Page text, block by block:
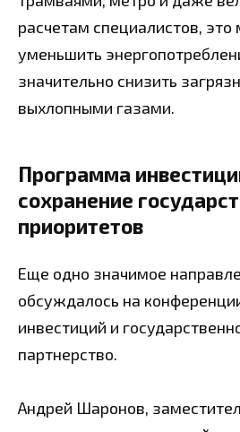
расчетам специалистов,
уменьшить
значительно снизить
выхлопными газами.
Программа
сохранение
приоритетов
Еще одно значимое
обсуждалось на
инвестиций и
партнерство.
Андрей Шаронов,